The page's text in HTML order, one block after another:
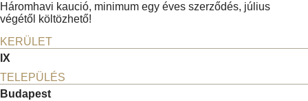
Háromhavi kaució, minimum egy éves szerződés, július
végétől költözhető!
KERÜLET
IX
TELEPÜLÉS
Budapest